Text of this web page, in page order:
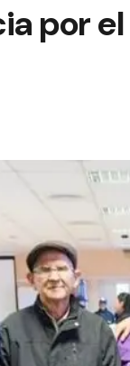
por